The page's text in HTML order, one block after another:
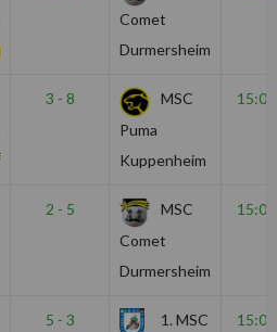
Comet
Durmersheim
3 - 8
MSC
Puma
Kuppenheim
15:00
2 - 5
MSC
Comet
Durmersheim
15:00
5 - 3
1. MSC
15:00